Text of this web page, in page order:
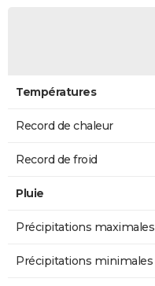
Températures
Record de chaleur
Record de froid
Pluie
Précipitations maximales
Précipitations minimales